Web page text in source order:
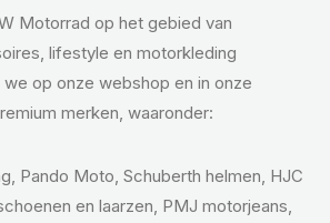
Motorrad op het gebied van
lifestyle en motorkleding
op onze webshop en in onze
merken, waaronder:
Pando Moto, Schuberth helmen, HJC
en laarzen, PMJ motorjeans,